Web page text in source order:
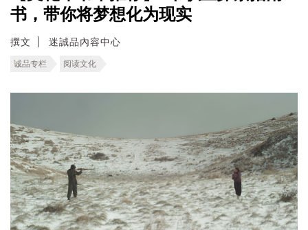
书，带你将梦想化为现实
撰文 迷誠品內容中心
诚品专栏 阅读文化